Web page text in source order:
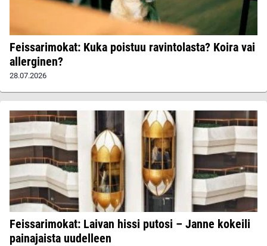
Feissarimokat: Kuka poistuu ravintolasta? Koira vai
allerginen?
28.07.2026
Feissarimokat: Laivan hissi putosi – Janne kokeili
painajaista uudelleen